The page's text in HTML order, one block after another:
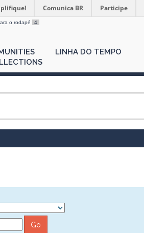
Comunica BR Participe
o rodapé 4
LINHA DO TEMPO